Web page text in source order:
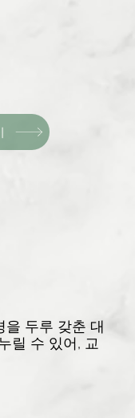
을 두루 갖춘 대
릴 수 있어, 교